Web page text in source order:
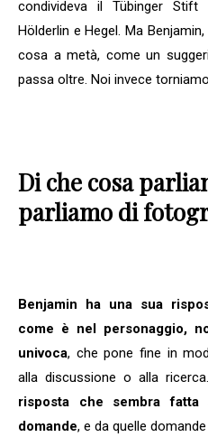
condivideva il Tübinger Stift
Hölderlin e Hegel. Ma
cosa a metà, come un
passa oltre. Noi invece
Di che cosa
parliamo di
Benjamin ha una sua
come è nel personaggio,
univoca, che pone fine in
alla discussione o alla
risposta che sembra fatta
domande, e da quelle